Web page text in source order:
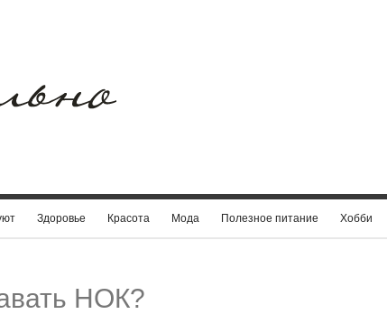
Здоровье Красота Мода Полезное питание Хобби
НОК?